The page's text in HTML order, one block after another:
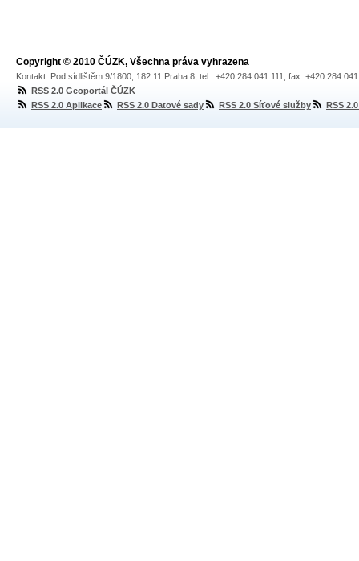
Copyright © 2010 ČÚZK, Všechna práva vyhrazena
Kontakt: Pod sídlištěm 9/1800, 182 11 Praha 8, tel.: +420 284 041 111, fax: +420 284
RSS 2.0 Geoportál ČÚZK
RSS 2.0 Aplikace
RSS 2.0 Datové sady RSS 2.0 Síťové služby RSS